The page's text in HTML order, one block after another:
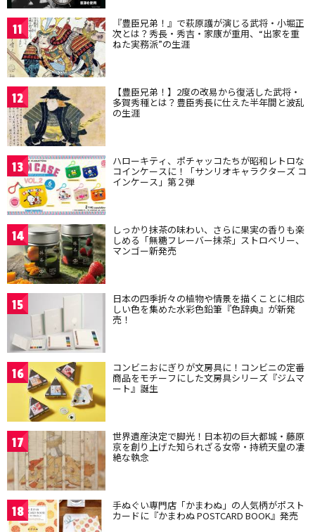
11 『豊臣兄弟！』で萩原護が演じる武将・小堀正
次とは？秀長・秀吉・家康が重用、“出家を重
ねた実務派”の生涯
12 【豊臣兄弟！】2度の改易から復活した武将・
多賀秀種とは？豊臣秀長に仕えた半年間と波乱
の生涯
13 ハローキティ、ポチャッコたちが昭和レトロな
コインケースに！「サンリオキャラクターズ コ
インケース」第２弾
14 しっかり抹茶の味わい、さらに果実の香りも楽
しめる「無糖フレーバー抹茶」ストロベリー、
マンゴー新発売
15 日本の四季折々の植物や情景を描くことに相応
しい色を集めた水彩色鉛筆『色辞典』が新発
売！
16 コンビニおにぎりが文房具に！コンビニの定番
商品をモチーフにした文房具シリーズ『ジムマ
ート』誕生
17 世界遺産決定で脚光！日本初の巨大都城・藤原
京を創り上げた知られざる女帝・持統天皇の凄
絶な執念
18 手ぬぐい専門店「かまわぬ」の人気柄がポスト
カードに『かまわぬ POSTCARD BOOK』発売